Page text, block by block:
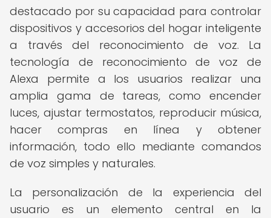
destacado por su capacidad para controlar
dispositivos y accesorios del hogar inteligente
a través del reconocimiento de voz. La
tecnología de reconocimiento de voz de
Alexa permite a los usuarios realizar una
amplia gama de tareas, como encender
luces, ajustar termostatos, reproducir música,
hacer compras en línea y obtener
información, todo ello mediante comandos
de voz simples y naturales.
La personalización de la experiencia del
usuario es un elemento central en la